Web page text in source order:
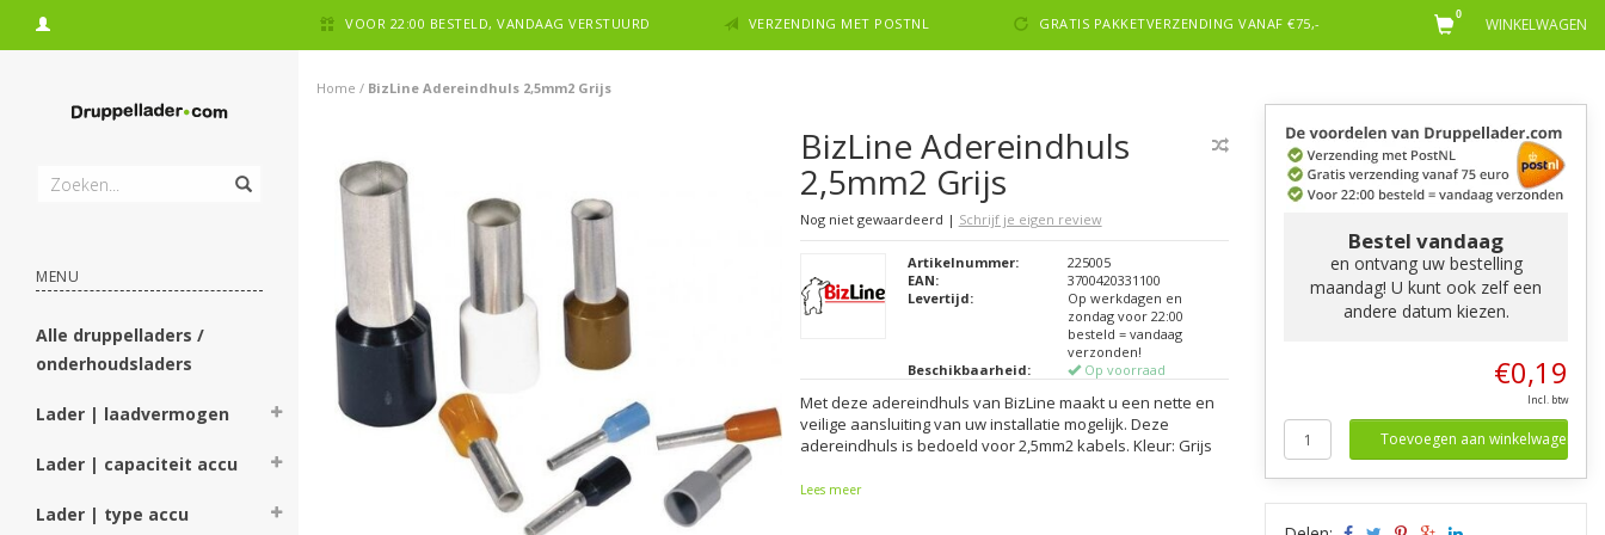
VOOR 22:00 BESTELD, VANDAAG VERSTUURD VERZENDING MET POSTNL GRATIS PAKKETVERZENDING VANAF €75,- WINKELWAGEN
0
MENU
Alle druppelladers /
onderhoudsladers
Lader | laadvermogen
Lader | capaciteit accu
Lader | type accu
Home / BizLine Adereindhuls 2,5mm2 Grijs
BizLine Adereindhuls
2,5mm2 Grijs
Nog niet gewaardeerd | Schrijf je eigen review
Artikelnummer:
225005
EAN:
3700420331100
Levertijd:
Op werkdagen en
zondag voor 22:00
besteld = vandaag
verzonden!
Beschikbaarheid:
Op voorraad
Met deze adereindhuls van BizLine maakt u een nette en
veilige aansluiting van uw installatie mogelijk. Deze
adereindhuls is bedoeld voor 2,5mm2 kabels. Kleur: Grijs
Lees meer
Bestel vandaag
en ontvang uw bestelling
maandag! U kunt ook zelf een
andere datum kiezen.
€0,19
Incl. btw
Toevoegen aan winkelwagen